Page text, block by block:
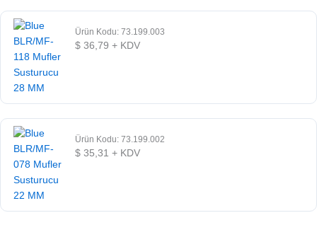
Ürün Kodu: 73.199.003
$ 36,79 + KDV
Ürün Kodu: 73.199.002
$ 35,31 + KDV